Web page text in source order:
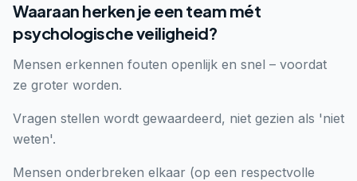
Waaraan herken je een team mét
psychologische veiligheid?
Mensen erkennen fouten openlijk en snel – voordat
ze groter worden.
Vragen stellen wordt gewaardeerd, niet gezien als 'niet
weten'.
Mensen onderbreken elkaar (op een respectvolle